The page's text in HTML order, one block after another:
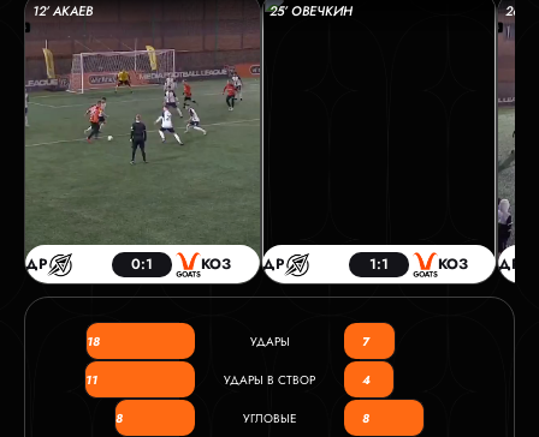
12’ АКАЕВ
ДР 0:1 КОЗ
25’ ОВЕЧКИН
ДР 1:1 КОЗ
26’
ДР
18 УДАРЫ 7
11 УДАРЫ В СТВОР 4
8 УГЛОВЫЕ 8